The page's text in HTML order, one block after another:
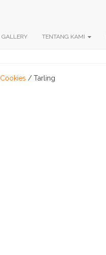
GALLERY TENTANG KAMI
Cookies / Tarling